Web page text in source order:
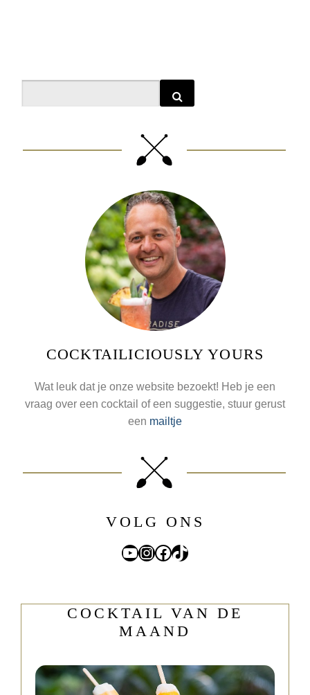
COCKTAILICIOUSLY YOURS
Wat leuk dat je onze website bezoekt! Heb je een
vraag over een cocktail of een suggestie, stuur gerust
een mailtje
VOLG ONS
YouTube
Instagram
Facebook
TikTok
COCKTAIL VAN DE
MAAND